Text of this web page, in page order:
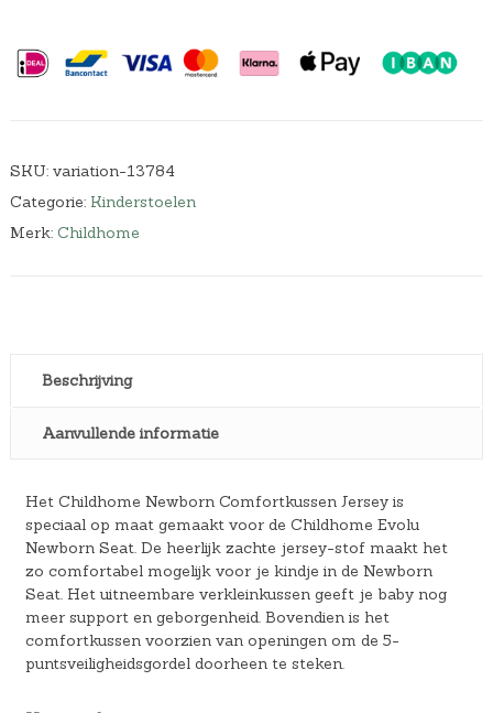
SKU: variation-13784
Categorie: Kinderstoelen
Merk: Childhome
Beschrijving
Aanvullende informatie
Het Childhome Newborn Comfortkussen Jersey is
speciaal op maat gemaakt voor de Childhome Evolu
Newborn Seat. De heerlijk zachte jersey-stof maakt het
zo comfortabel mogelijk voor je kindje in de Newborn
Seat. Het uitneembare verkleinkussen geeft je baby nog
meer support en geborgenheid. Bovendien is het
comfortkussen voorzien van openingen om de 5-
puntsveiligheidsgordel doorheen te steken.